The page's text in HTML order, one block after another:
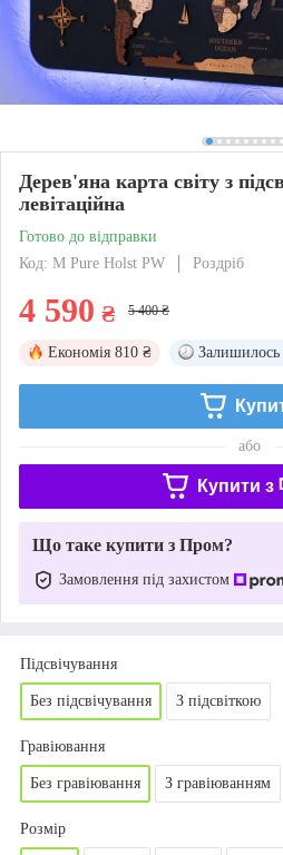
Дерев'яна карта світу з
левітаційна
Готово до відправки
Код: M Pure Holst PW
Роздріб
4 590 ₴ 5 400 ₴
Економія 810 ₴ Залишилось
або
Купити з
Що таке купити з Пром?
Замовлення під захистом
Підсвічування
Без підсвічування З підсвіткою
Гравіювання
Без гравіювання З гравіюванням
Розмір